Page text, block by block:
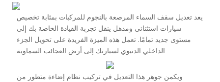
يعد تعديل سقف السماء المرصعة بالنجوم للمركبات بمثابة تخصيص
سيارات استثنائي ومذهل ينقل تجربة القيادة الخاصة بك إلى
مستوى جديد تمامًا. تعمل هذه الميزة الفريدة على تحويل الجزء
ويكمن جوهر هذا التعديل في تركيب نظام إضاءة متطور من